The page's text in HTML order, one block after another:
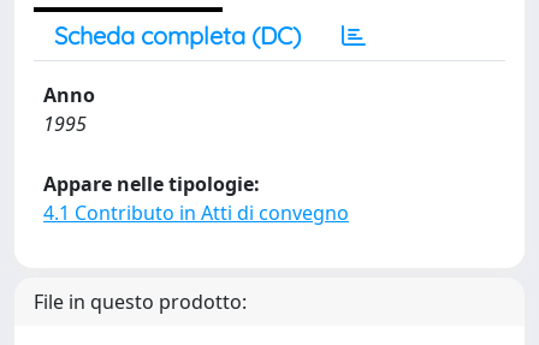
Scheda completa (DC)
Anno
1995
Appare nelle tipologie:
4.1 Contributo in Atti di convegno
File in questo prodotto: